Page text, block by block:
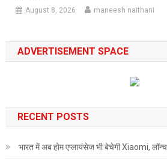
August 8, 2026 maneesh naithani
ADVERTISEMENT SPACE
RECENT POSTS
भारत में अब होम एप्लायंसेज भी बेचेगी Xiaomi,